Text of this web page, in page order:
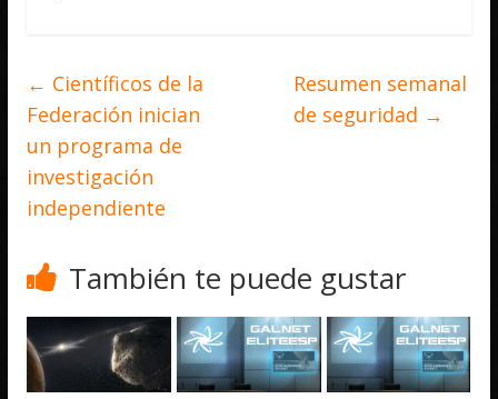
← Científicos de la
Federación inician
un programa de
investigación
independiente
Resumen semanal
de seguridad →
También te puede gustar